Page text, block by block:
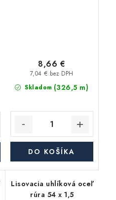
Skladom (326,5 m)
7,04 € bez DPH
8,66 €
DO KOŠÍKA
Lisovacia uhlíková oceľ
rúra 54 x 1,5